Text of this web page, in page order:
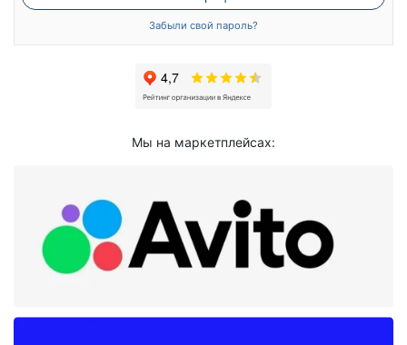
Забыли свой пароль?
Мы на маркетплейсах: